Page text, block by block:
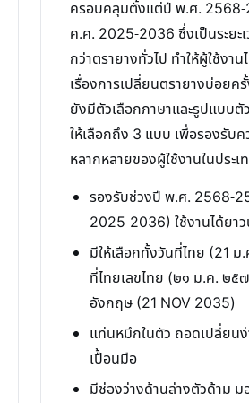
ครอบคลุมตั้งแต่ปี พ.ศ.
ค.ศ. 2025-2036 ซึ่งเป็นระยะ
กว่าตรายางทั่วไป ทำให้ผู้ใช้งา
เรื่องการเปลี่ยนตรายางบ่อยค
ยังมีตัวเลือกภาษาและรูปแบบตั
ให้เลือกถึง 3 แบบ เพื่อรองรับ
หลากหลายของผู้ใช้งานในประเ
รองรับช่วงปี พ.ศ. 2568-
2025-2036) ใช้งานได้ยา
มีให้เลือกทั้งวันที่ไทย (21
ที่ไทยเลขไทย (๒๑ ม.ค. ๒๕
อังกฤษ (21 NOV 2035)
แท่นหมึกในตัว ถอดเปลี่ยนง่
เปื้อนมือ
มีช่องว่างด้านล่างตัวด้าม